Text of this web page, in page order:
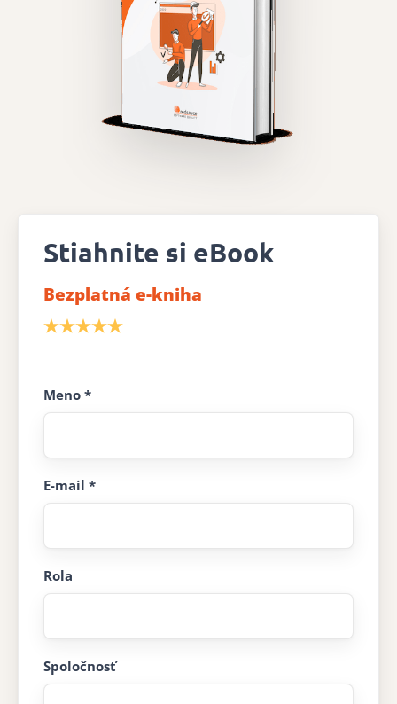
Stiahnite si eBook
Bezplatná e-kniha
Meno *
E-mail *
Rola
Spoločnosť